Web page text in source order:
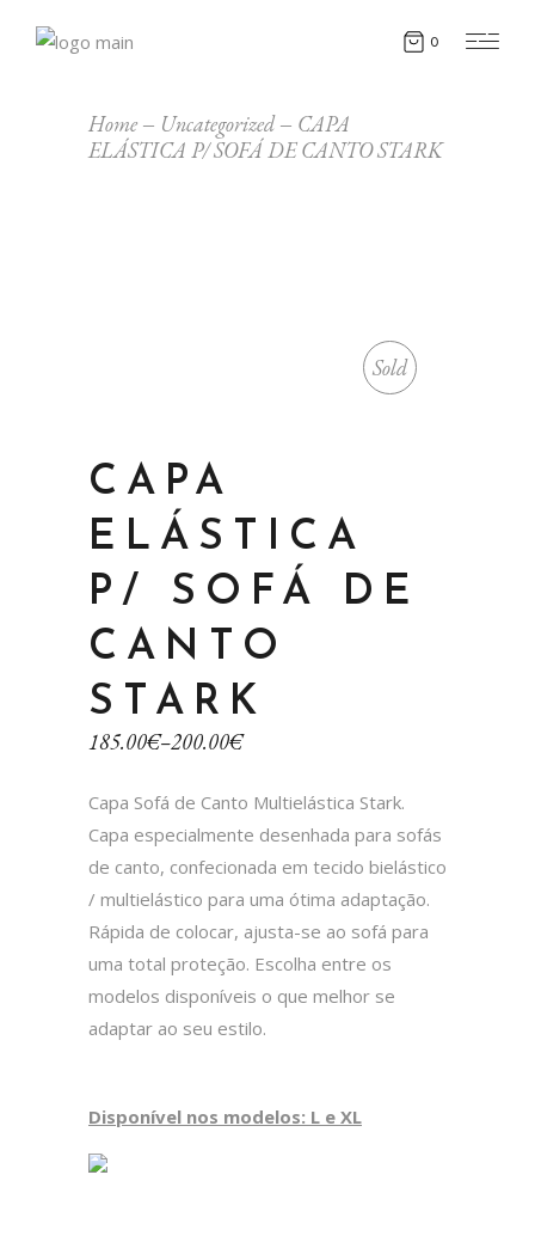
0
Home Uncategorized
CAPA
ELÁSTICA P/ SOFÁ DE CANTO STARK
Sold
CAPA
ELÁSTICA
P/ SOFÁ DE
CANTO
STARK
185.00€–200.00€
Capa Sofá de Canto Multielástica Stark.
Capa especialmente desenhada para sofás
de canto, confecionada em tecido bielástico
/ multielástico para uma ótima adaptação.
Rápida de colocar, ajusta-se ao sofá para
uma total proteção. Escolha entre os
modelos disponíveis o que melhor se
adaptar ao seu estilo.
Disponível nos modelos: L e XL